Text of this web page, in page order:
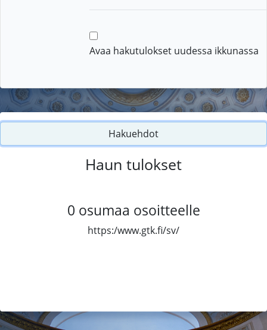
Avaa hakutulokset uudessa ikkunassa
Hakuehdot
Haun tulokset
0 osumaa osoitteelle
https:/www.gtk.fi/sv/